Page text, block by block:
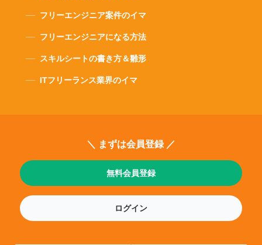
フリーエンジニア案件のイマ
フリーエンジニアになる方法
スキルシートの書き方＆雛形
ITフリーランス業界のイマ
＼ まずは会員登録 ／
無料会員登録
ログイン